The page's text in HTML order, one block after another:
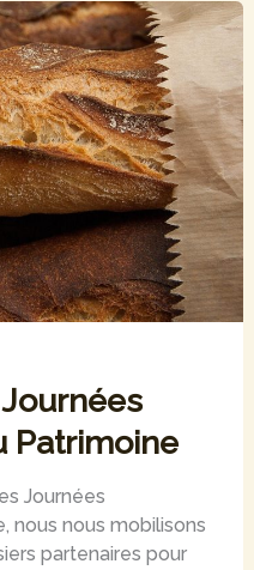
Patrimoine
Journées
nous nous mobilisons
partenaires pour